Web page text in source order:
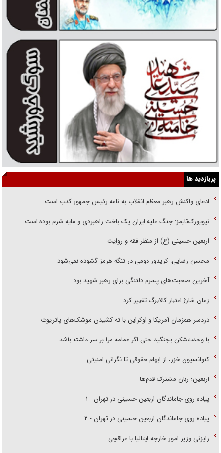
پربازدید ها
ادعای واکنش رهبر معظم انقلاب به نامه رئیس جمهور کذب است
نیویورک‌تایمز: جنگ علیه ایران یک باخت راهبردی و مایه شرم بوده است
اربعین حسینی (ع) از منظر فقه و روایت
محسن رضایی: کریدور دومی در تنگه هرمز گشوده نمی‌شود
آخرین صحبت‌های پسرم دلتنگی برای رهبر شهید بود
زمان شارژ اعتبار کالابرگ تغییر کرد
دردسر همزمان آمریکا و اوکراین با ته کشیدن موشک‌های پاتریوت
با وحدت‌شکن بجنگید حتی اگر عمامه مرا بر سر داشته باشد
کنوانسیون خزر، از ابهام حقوقی تا نگرانی امنیتی
اربعین؛ زبان مشترک قدم‌ها
پیاده روی جاماندگان اربعین حسینی در تهران - ۱
پیاده روی جاماندگان اربعین حسینی در تهران - ۲
رایزنی وزیر امور خارجه ایتالیا با عراقچی